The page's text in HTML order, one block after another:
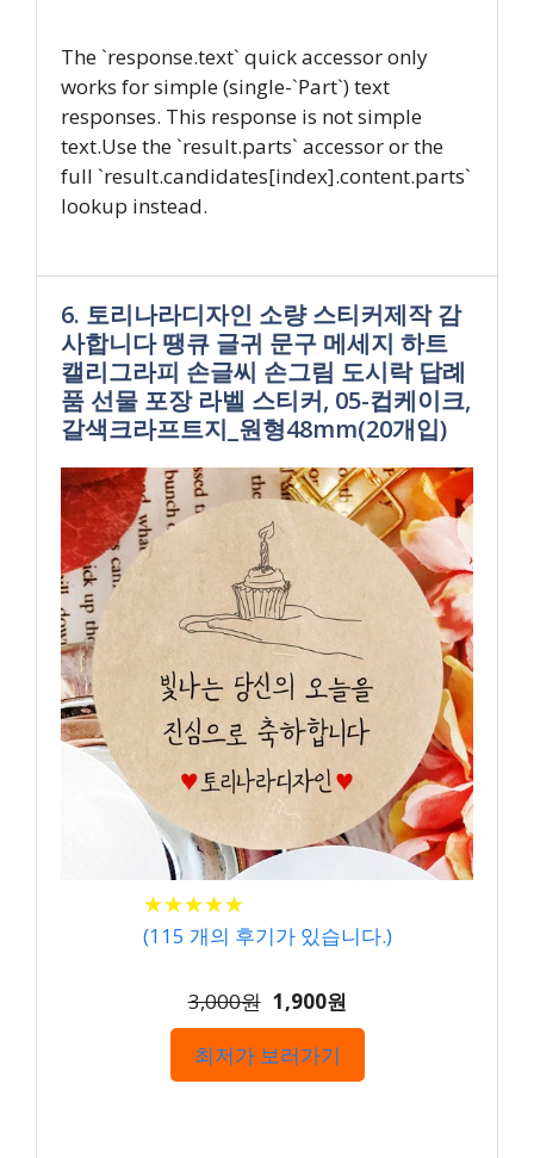
The `response.text` quick accessor only
works for simple (single-`Part`) text
responses. This response is not simple
text.Use the `result.parts` accessor or the
full `result.candidates[index].content.parts`
lookup instead.
6. 토리나라디자인 소량 스티커제작 감
사합니다 땡큐 글귀 문구 메세지 하트
캘리그라피 손글씨 손그림 도시락 답례
품 선물 포장 라벨 스티커, 05-컵케이크,
갈색크라프트지_원형48mm(20개입)
★★★★★
★★★★★
(115 개의 후기가 있습니다.)
3,000원 1,900원
최저가 보러가기